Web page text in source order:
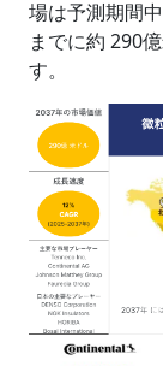
場は予測期間
までに約 290
す。